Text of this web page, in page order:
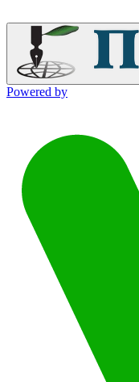
Powered by